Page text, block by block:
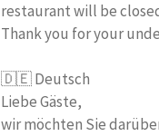
restaurant will be
Thank you for your
🇩🇪 Deutsch
Liebe Gäste,
wir möchten Sie